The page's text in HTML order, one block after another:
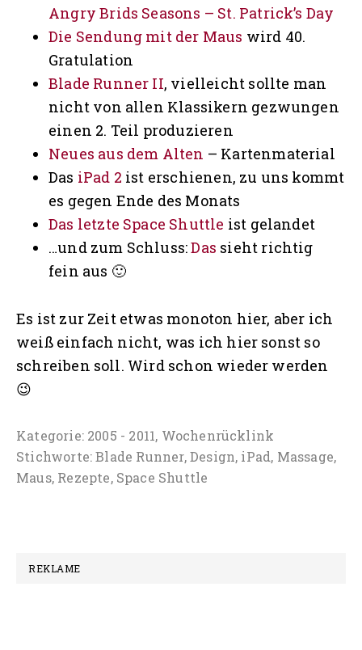
Angry Brids Seasons – St. Patrick’s Day
Die Sendung mit der Maus wird 40.
Gratulation
Blade Runner II, vielleicht sollte man
nicht von allen Klassikern gezwungen
einen 2. Teil produzieren
Neues aus dem Alten – Kartenmaterial
Das iPad 2 ist erschienen, zu uns kommt
es gegen Ende des Monats
Das letzte Space Shuttle ist gelandet
…und zum Schluss:Das sieht richtig
fein aus 🙂
Es ist zur Zeit etwas monoton hier, aber ich
weiß einfach nicht, was ich hier sonst so
schreiben soll. Wird schon wieder werden
😉
Kategorie: 2005 - 2011, Wochenrücklink
Stichworte:Blade Runner,Design, iPad, Massage,
Maus, Rezepte, Space Shuttle
REKLAME